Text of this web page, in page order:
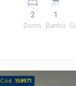
pronto para morar.
planejados,
excelente
pontos de
2
Dorm.
1
Banho
Cód. 158971